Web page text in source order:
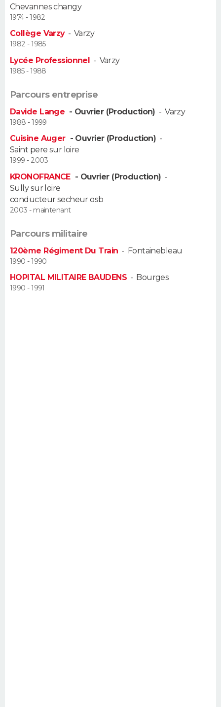
Alimentation
Guide de la santé
Maladies
Médicaments
Sommeil
Destinations
City break
Voyage nature
Voyage de noces
Forum
Climat
+
PHOTO
GUIDES D'ACHAT
BONS PLANS
CARTE DE VOEUX
Carte de Noël
Carte Bonne année
Carte Saint-Valentin
Carte Pâques
Carte d'anniversaire
DICTIONNAIRE
Dictionnaire
Biographies
Citations
Expressions
Proverbes
PROGRAMME TV
COPAINS D'AVANT
S'inscrire
Se connecter
Lycées
Collèges
Primaires
Universités
Entreprises
Service militaire
Avis de recherche
AVIS DE DÉCÈS
FORUM
Bricolage
Lifestyle
Culture
Sport
Auto
Television
Voyage
Cinema
Chevannes changy
1974 - 1982
Collège Varzy- Varzy
1982 - 1985
Lycée Professionnel - Varzy
1985 - 1988
Parcours entreprise
Davide Lange - Ouvrier (Production) -Varzy
1988 - 1999
Cuisine Auger - Ouvrier (Production) -
Saint pere sur loire
1999 - 2003
KRONOFRANCE - Ouvrier (Production) -
Sully sur loire
conducteur secheur osb
2003 - maintenant
Parcours militaire
120ème Régiment Du Train - Fontainebleau
1990 - 1990
HOPITAL MILITAIRE BAUDENS - Bourges
1990 - 1991